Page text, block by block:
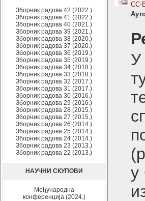
Зборник радова 42 (2022.)
Зборник радова 41 (2022.)
Зборник радова 40 (2021.)
Зборник радова 39 (2021.)
Зборник радова 38 (2020.)
Зборник радова 37 (2020.)
Зборник радова 36 (2019.)
Зборник радова 35 (2019.)
Зборник радова 34 (2018.)
Зборник радова 33 (2018.)
Зборник радова 32 (2017.)
Зборник радова 31 (2017.)
Зборник радова 30 (2016.)
Зборник радова 29 (2016.)
Зборник радова 28 (2015.)
Зборник радова 27 (2015.)
Зборник радова 26 (2014.)
Зборник радова 25 (2014.)
Зборник радова 24 (2014.)
Зборник радова 23 (2013.)
Зборник радова 22 (2013.)
НАУЧНИ СКУПОВИ
Међународна
конференција (2024.)
CC-
У
у